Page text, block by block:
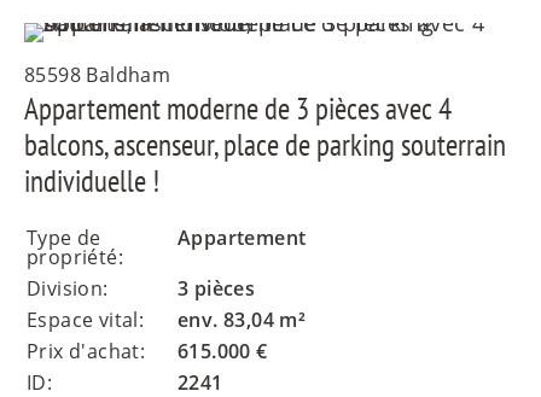
85598 Baldham
Appartement moderne de 3 pièces avec 4
balcons, ascenseur, place de parking souterrain
individuelle !
Type de
propriété:
Appartement
Division:
3 pièces
Espace vital:
env. 83,04 m²
Prix d'achat:
615.000 €
ID:
2241